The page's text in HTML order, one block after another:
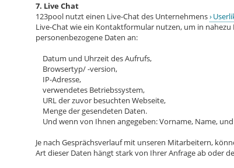
7. Live Chat
123pool nutzt einen Live-Chat des Unternehmens
Live-Chat wie ein Kontaktformular nutzen, um in
personenbezogene Daten an:
Datum und Uhrzeit des Aufrufs,
Browsertyp/ -version,
IP-Adresse,
verwendetes Betriebssystem,
URL der zuvor besuchten Webseite,
Menge der gesendeten Daten.
Und wenn von Ihnen angegeben: Vorname, Name, und
Je nach Gesprächsverlauf mit unseren Mitarbeitern,
Art dieser Daten hängt stark von Ihrer Anfrage ab oder